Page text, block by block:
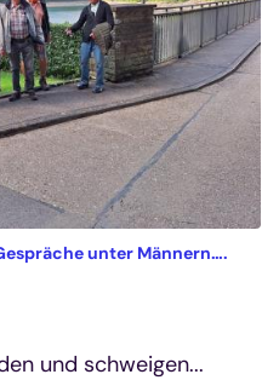
unter Männern….
und schweigen...